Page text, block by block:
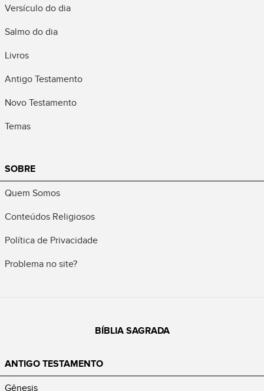
Versículo do dia
Salmo do dia
Livros
Antigo Testamento
Novo Testamento
Temas
SOBRE
Quem Somos
Conteúdos Religiosos
Política de Privacidade
Problema no site?
BÍBLIA SAGRADA
ANTIGO TESTAMENTO
Gênesis